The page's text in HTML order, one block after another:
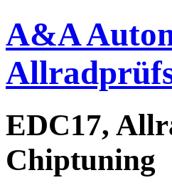
A&A
EDC17,
Chiptuning